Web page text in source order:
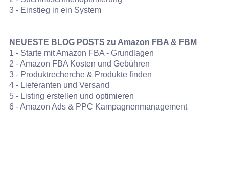
3 - Einstieg in ein System
NEUESTE BLOG POSTS zu Amazon FBA & FBM
1 - Starte mit Amazon FBA - Grundlagen
2 - Amazon FBA Kosten und Gebühren
3 - Produktrecherche & Produkte finden
4 - Lieferanten und Versand
5 - Listing erstellen und optimieren
6 - Amazon Ads & PPC Kampagnenmanagement